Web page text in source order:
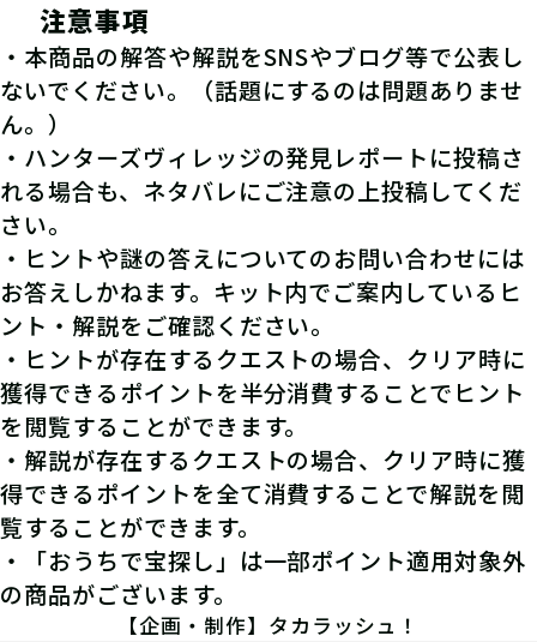
注意事項
・本商品の解答や解説をSNSやブログ等で公表し
ないでください。（話題にするのは問題ありませ
ん。）
・ハンターズヴィレッジの発見レポートに投稿さ
れる場合も、ネタバレにご注意の上投稿してくだ
さい。
・ヒントや謎の答えについてのお問い合わせには
お答えしかねます。キット内でご案内しているヒ
ント・解説をご確認ください。
・ヒントが存在するクエストの場合、クリア時に
獲得できるポイントを半分消費することでヒント
を閲覧することができます。
・解説が存在するクエストの場合、クリア時に獲
得できるポイントを全て消費することで解説を閲
覧することができます。
・「おうちで宝探し」は一部ポイント適用対象外
の商品がございます。
【企画・制作】タカラッシュ！